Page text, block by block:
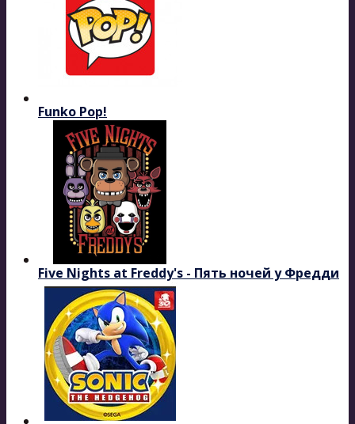
Funko Pop!
Five Nights at Freddy's - Пять ночей у Фредди